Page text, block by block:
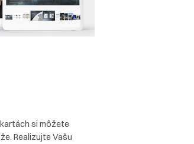
si môžete
Realizujte Vašu